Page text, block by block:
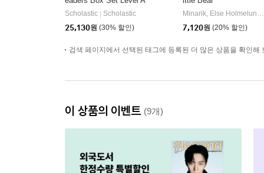
(StoryPlus QR코드)
Scholastic
Scholastic
25,130원 (30% 할인)
Minarik, Else Holmelund / Sendak, Maurice
7,120원 (20% 할인)
검색 페이지에서 선택된 태그에 등록된 더 많은 상품을 확인해
이 상품의 이벤트 (9개)